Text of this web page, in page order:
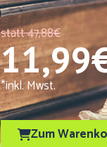
statt 47,88€
*inkl. Mwst.
Zum